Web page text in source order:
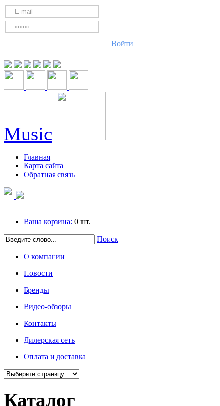
Войти
Music
Главная
Карта сайта
Обратная связь
Ваша корзина: 0 шт.
Поиск
О компании
Новости
Бренды
Видео-обзоры
Контакты
Дилерская сеть
Оплата и доставка
Каталог